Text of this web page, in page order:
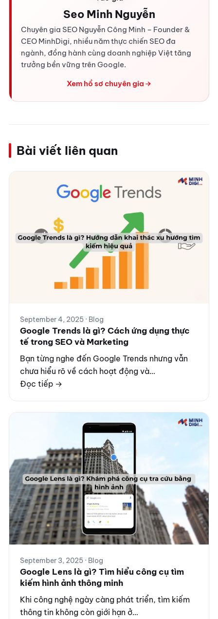
Seo Minh Nguyễn
Chuyên gia SEO Nguyễn Công Minh – Founder &
CEO MinhDigi, nhiều năm thực chiến SEO đa
ngành, đồng hành cùng doanh nghiệp Việt tăng
trưởng bền vững trên Google.
Xem hồ sơ chuyên gia
Bài viết liên quan
September 4, 2025 · Blog
Google Trends là gì? Cách ứng dụng thực
tế trong SEO và Marketing
Bạn từng nghe đến Google Trends nhưng vẫn
chưa hiểu rõ về cách hoạt động và…
Đọc tiếp →
September 3, 2025 · Blog
Google Lens là gì? Tìm hiểu công cụ tìm
kiếm hình ảnh thông minh
Khi công nghệ ngày càng phát triển, tìm kiếm
thông tin không còn giới hạn ở…